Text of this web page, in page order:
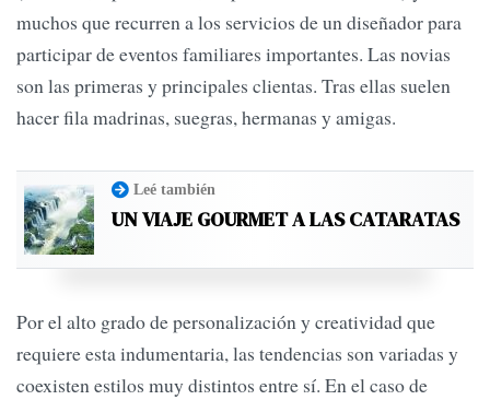
muchos que recurren a los servicios de un diseñador para
participar de eventos familiares importantes. Las novias
son las primeras y principales clientas. Tras ellas suelen
hacer fila madrinas, suegras, hermanas y amigas.
Leé también
UN VIAJE GOURMET A LAS CATARATAS
Por el alto grado de personalización y creatividad que
requiere esta indumentaria, las tendencias son variadas y
coexisten estilos muy distintos entre sí. En el caso de